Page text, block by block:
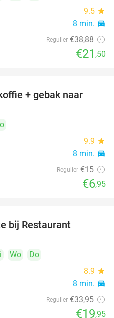
9.5 star
8 min. directions_car
Regulier €38,88
€21 ,50
+ gebak naar
9.9 star
8 min. directions_car
Regulier €15
€6,95
bij Restaurant
Wo
Do
8.9 star
8 min. directions_car
Regulier €33,95
€19,95